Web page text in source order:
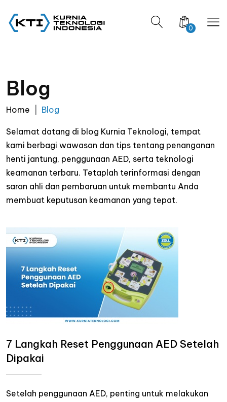
0
Blog
Home Blog
Selamat datang di blog Kurnia Teknologi, tempat
kami berbagi wawasan dan tips tentang penanganan
henti jantung, penggunaan AED, serta teknologi
keamanan terbaru. Tetaplah terinformasi dengan
saran ahli dan pembaruan untuk membantu Anda
membuat keputusan keamanan yang tepat.
7 Langkah Reset Penggunaan AED Setelah
Dipakai
Setelah penggunaan AED, penting untuk melakukan